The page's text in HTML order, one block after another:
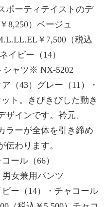
ポーティテイストのデ
8,250）ベージュ
￥7,500（税込
イビー（14）
シャツ※ NX-5202
（43）グレー（11）・
ト。きびきびした動き
インです。衿元、
ラーが全体を引き締め
わります。
ール（66）
女兼用パンツ
ビー（14）・チャコール